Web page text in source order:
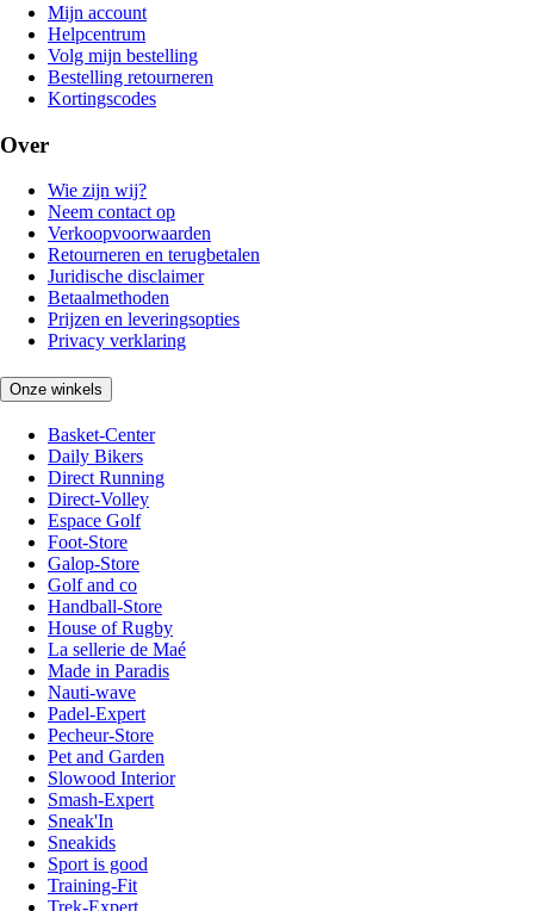
Mijn account
Helpcentrum
Volg mijn bestelling
Bestelling retourneren
Kortingscodes
Over
Wie zijn wij?
Neem contact op
Verkoopvoorwaarden
Retourneren en terugbetalen
Juridische disclaimer
Betaalmethoden
Prijzen en leveringsopties
Privacy verklaring
Onze winkels
Basket-Center
Daily Bikers
Direct Running
Direct-Volley
Espace Golf
Foot-Store
Galop-Store
Golf and co
Handball-Store
House of Rugby
La sellerie de Maé
Made in Paradis
Nauti-wave
Padel-Expert
Pecheur-Store
Pet and Garden
Slowood Interior
Smash-Expert
Sneak'In
Sneakids
Sport is good
Training-Fit
Trek-Expert